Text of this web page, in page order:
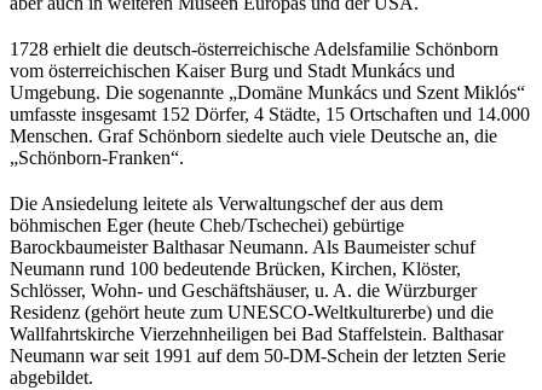
1728 erhielt die deutsch-österreichische Adelsfamilie Schönborn
vom österreichischen Kaiser Burg und Stadt Munkács und
Umgebung. Die sogenannte „Domäne Munkács und Szent Miklós“
umfasste insgesamt 152 Dörfer, 4 Städte, 15 Ortschaften und 14.000
Menschen. Graf Schönborn siedelte auch viele Deutsche an, die
„Schönborn-Franken“.
Die Ansiedelung leitete als Verwaltungschef der aus dem
böhmischen Eger (heute Cheb/Tschechei) gebürtige
Barockbaumeister Balthasar Neumann. Als Baumeister schuf
Neumann rund 100 bedeutende Brücken, Kirchen, Klöster,
Schlösser, Wohn- und Geschäftshäuser, u. A. die Würzburger
Residenz (gehört heute zum UNESCO-Weltkulturerbe) und die
Wallfahrtskirche Vierzehnheiligen bei Bad Staffelstein. Balthasar
Neumann war seit 1991 auf dem 50-DM-Schein der letzten Serie
abgebildet.